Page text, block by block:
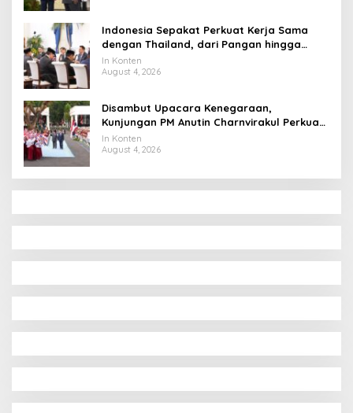
Indonesia Sepakat Perkuat Kerja Sama
dengan Thailand, dari Pangan hingga
Ekonomi Digital
In Konten
August 4, 2026
Disambut Upacara Kenegaraan,
Kunjungan PM Anutin Charnvirakul Perkuat
Hubungan Indonesia-Thailand
In Konten
August 4, 2026